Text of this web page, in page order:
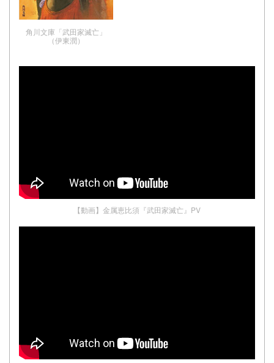
角川文庫「武田家滅亡」
（伊東潤）
【動画】金属恵比須『武田家滅亡』PV